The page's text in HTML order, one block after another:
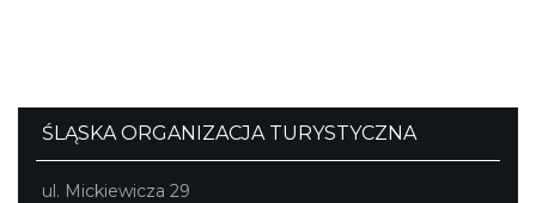
ŚLĄSKA ORGANIZACJA TURYSTYCZNA
ul. Mickiewicza 29